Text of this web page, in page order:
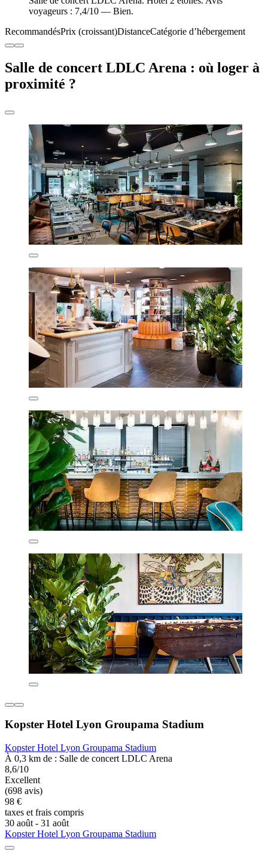
voyageurs : 7,4/10 — Bien.
RecommandésPrix (croissant)DistanceCatégorie d’hébergement
Salle de concert LDLC Arena : où loger à
proximité ?
Kopster Hotel Lyon Groupama Stadium
Kopster Hotel Lyon Groupama Stadium
À 0,3 km de : Salle de concert LDLC Arena
8,6/10
Excellent
(698 avis)
98 €
taxes et frais compris
30 août - 31 août
Kopster Hotel Lyon Groupama Stadium